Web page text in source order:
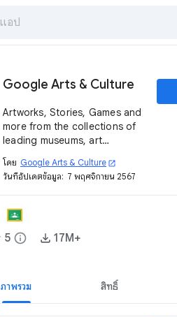
Google Arts & Culture
Artworks, Stories, Games and
more from the collections of
leading museums, art
galleries and other cultural
institutions
โดย Google Arts & Culture open_in_new
วันที่อัปเดตข้อมูล: 7 พฤศจิกายน 2567
5 info 17M+
ภาพรวม สิทธิ์